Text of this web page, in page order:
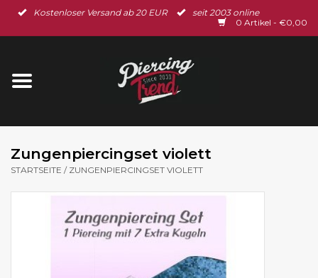
Kostenloser Versand ab 20 EUR
seit 2003 online
0 Artikel - €0,00
Startseite
Ohrschmuck
Gutscheine
Zungenpiercingset violett
STARTSEITE / ZUNGENPIERCINGSET VIOLETT